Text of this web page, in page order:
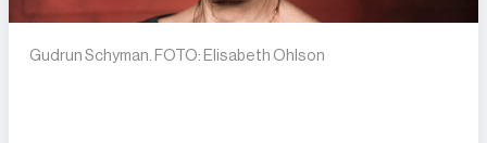
Gudrun Schyman. FOTO: Elisabeth Ohlson